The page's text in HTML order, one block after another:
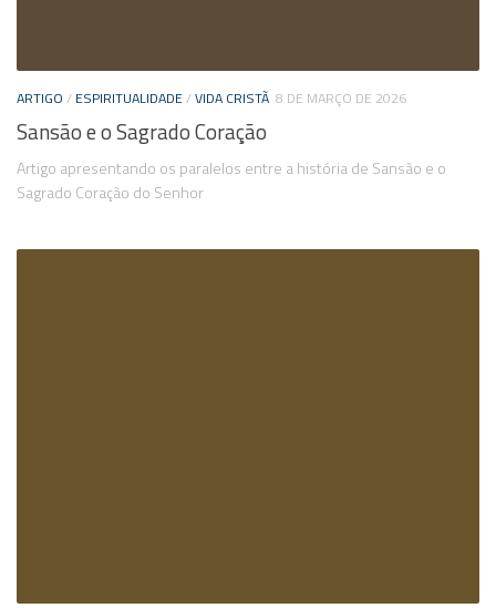
ARTIGO / ESPIRITUALIDADE/VIDA CRISTÃ 8 DE MARÇO DE 2026
Sansão e o Sagrado Coração
Artigo apresentando os paralelos entre a história de Sansão e o
Sagrado Coração do Senhor